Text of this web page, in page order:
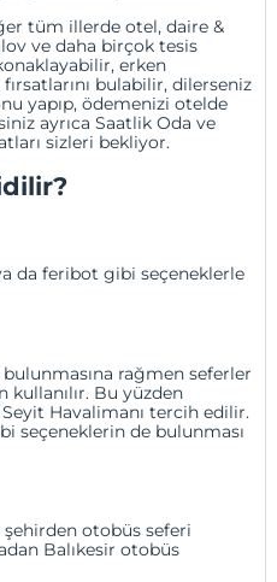
tüm illerde otel, daire &
ve daha birçok tesis
erken
fırsatlarını bulabilir, dilerseniz
yapıp, ödemenizi otelde
ayrıcaSaatlik Oda ve
sizleri bekliyor.
da feribot gibi seçeneklerle
rağmen seferler
kullanılır. Bu yüzden
Havalimanı tercih edilir.
seçeneklerin de bulunması
şehirden otobüs seferi
Balıkesir otobüs